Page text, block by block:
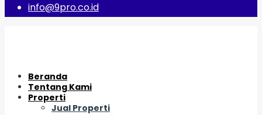
info@9pro.co.id
Beranda
Tentang Kami
Properti
Jual Properti